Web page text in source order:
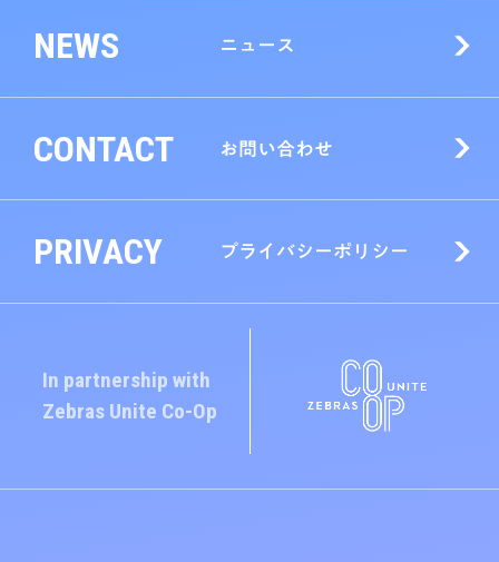
NEWS ニュース
CONTACT お問い合わせ
PRIVACY プライバシーポリシー
In partnership with
Zebras Unite Co-Op